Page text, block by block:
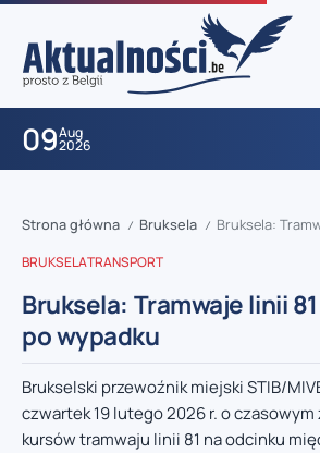
09Aug
2026
Strona główna / Bruksela / Bruksela: Tramwaje
BRUKSELATRANSPORT
Bruksela: Tramwaje linii
po wypadku
Brukselski przewoźnik miejski STIB/
czwartek 19 lutego 2026 r. o
kursów tramwaju linii 81 na odcinku